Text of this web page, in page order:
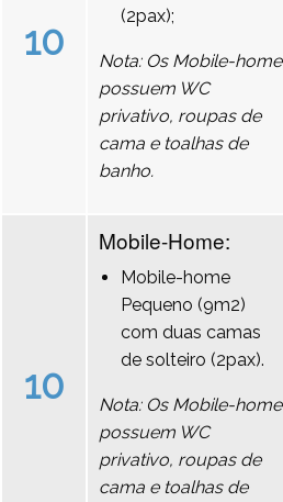
10
(2pax);
Nota: Os Mobile-home
possuem WC
privativo, roupas de
cama e toalhas de
banho.
10
Mobile-Home:
Mobile-home
Pequeno (9m2)
com duas camas
de solteiro (2pax).
Nota: Os Mobile-home
possuem WC
privativo, roupas de
cama e toalhas de